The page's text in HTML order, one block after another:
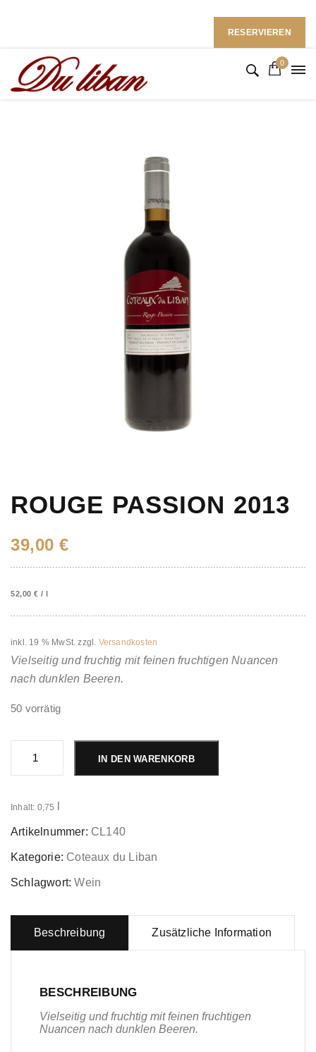
RESERVIEREN
0
ROUGE PASSION 2013
39,00 €
52,00 € / l
inkl. 19 % MwSt. zzgl. Versandkosten
Vielseitig und fruchtig mit feinen fruchtigen Nuancen
nach dunklen Beeren.
50 vorrätig
Passion
IN DEN WARENKORB
Inhalt: 0,75
Artikelnummer: CL140
Kategorie: Coteaux du Liban
Schlagwort:Wein
Beschreibung Zusätzliche Information
BESCHREIBUNG
Vielseitig und fruchtig mit feinen fruchtigen
Nuancen nach dunklen Beeren.